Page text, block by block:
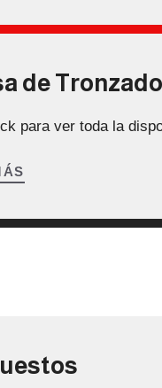
de Tronzado
para ver toda la